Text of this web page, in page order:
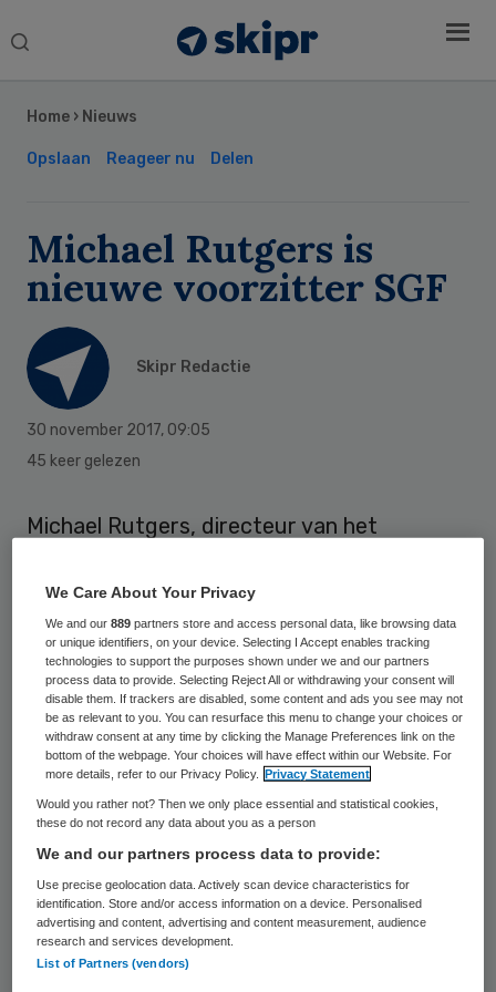
Search
Home › Nieuws
Opslaan Reageer nu Delen
Michael Rutgers is
nieuwe voorzitter SGF
Skipr Redactie
30 november 2017, 09:05
45 keer gelezen
Michael Rutgers, directeur van het
voorzitter van de Samenwerkende
Gezondheidsfondsen (SGF). Hij volgt
Nierstichting-directeur Tom Oostrom op,
die sinds 2012 voorzitter was.
Ook Bernique Tool en Martin van Oostrom
zijn per 21 november toegetreden tot het
SGF bestuur. Tool is directeur van de Maag
Lever Darm Stichting (MLDS). Van Oostrom
is secretaris van de raad van bestuur van
het Aidsfonds.
“Tijdens het voorzitterschap van Oostrom is
Sidebar
We Care About Your Privacy
We and our889 partners store and access personal data, like browsing data
or unique identifiers, on your device. Selecting I Accept enables tracking
technologies to support the purposes shown under we and our partners
process data to provide. Selecting Reject All or withdrawing your consent will
disable them. If trackers are disabled, some content and ads you see may not
be as relevant to you. You can resurface this menu to change your choices or
withdraw consent at any time by clicking the Manage Preferences link on the
bottom of the webpage. Your choices will have effect within our Website. For
more details, refer to our Privacy Policy.
Privacy Statement
Would you rather not? Then we only place essential and statistical cookies,
these do not record any data about you as a person
We and our partners process data to provide:
Use precise geolocation data. Actively scan device characteristics for
identification. Store and/or access information on a device. Personalised
advertising and content, advertising and content measurement, audience
research and services development.
List of Partners (vendors)